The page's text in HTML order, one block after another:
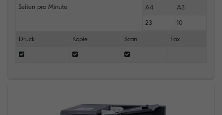
Seiten pro Minute A4 A3
23 10
Druck Kopie Scan Fax